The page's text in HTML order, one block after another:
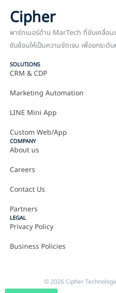
Cipher
พาร์ทเนอร์ด้าน MarTech ที่ขับเคลื่อน
ซับซ้อนให้เป็นความชัดเจน เพื่อยกระ
SOLUTIONS
CRM & CDP
Marketing Automation
LINE Mini App
Custom Web/App
COMPANY
About us
Careers
Contact Us
Partners
LEGAL
Privacy Policy
Business Policies
© 2026 Cipher